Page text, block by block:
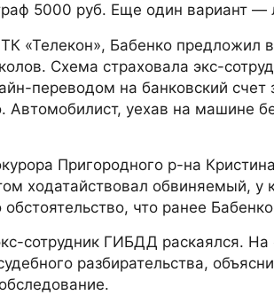
5000 руб. Еще один вариант —
«Телекон», Бабенко
Схема страховала экс-
переводом на банковский
Автомобилист, уехав на машине
Пригородного р-на
ходатайствовал обвиняемый,
обстоятельство, что ранее
сотрудник ГИБДД раскаялся.
разбирательства,